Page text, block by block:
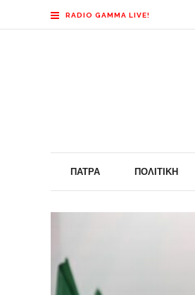
RADIO GAMMA LIVE!
ΠΆΤΡΑ ΠΟΛΙΤΙΚΉ